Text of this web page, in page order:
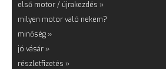
első motor / újrakezdés »
milyen motor való nekem?
minőség »
jó vásár »
részletfizetés »